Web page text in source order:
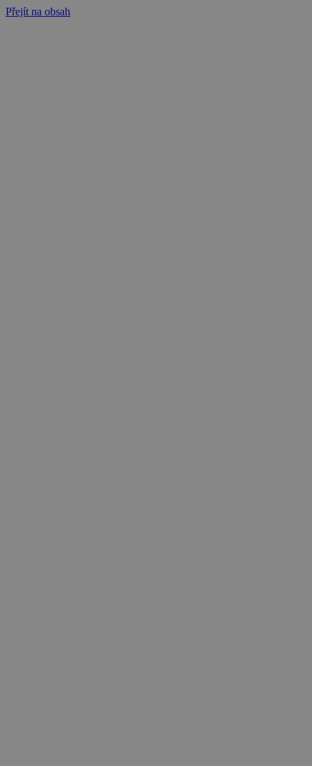
Přejít na obsah